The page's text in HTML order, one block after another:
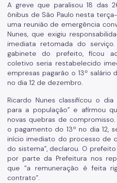
A greve que paralisou 18 das
ônibus de São Paulo nesta
uma reunião de emergência
Nunes, que exigiu
imediata retomada do
gabinete do prefeito, ficou
coletivo seria restabelecido
empresas pagarão o 13º
no dia 12 de dezembro.
Ricardo Nunes classificou o
para a população” e afirmou
novas quebras de
o pagamento do 13º no dia 12,
início imediato do processo de
do sistema”, declarou. O
por parte da Prefeitura nos
que “a remuneração é feita
contrato”.